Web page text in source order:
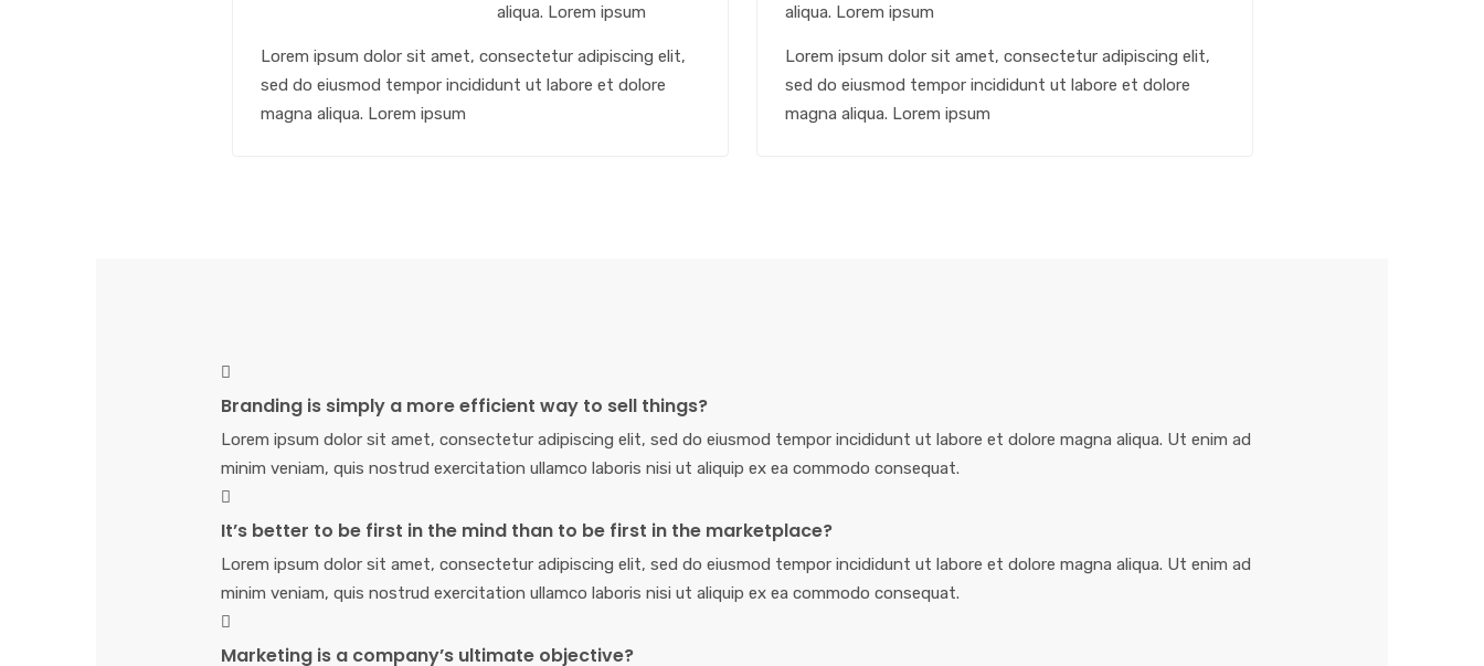
aliqua. Lorem ipsum
Lorem ipsum dolor sit amet, consectetur adipiscing elit,
sed do eiusmod tempor incididunt ut labore et dolore
magna aliqua. Lorem ipsum
aliqua. Lorem ipsum
Lorem ipsum dolor sit amet, consectetur adipiscing elit,
sed do eiusmod tempor incididunt ut labore et dolore
magna aliqua. Lorem ipsum
Branding is simply a more efficient way to sell things?
Lorem ipsum dolor sit amet, consectetur adipiscing elit, sed do eiusmod tempor incididunt ut labore et dolore magna aliqua. Ut enim ad
minim veniam, quis nostrud exercitation ullamco laboris nisi ut aliquip ex ea commodo consequat.
It’s better to be first in the mind than to be first in the marketplace?
Lorem ipsum dolor sit amet, consectetur adipiscing elit, sed do eiusmod tempor incididunt ut labore et dolore magna aliqua. Ut enim ad
minim veniam, quis nostrud exercitation ullamco laboris nisi ut aliquip ex ea commodo consequat.
Marketing is a company’s ultimate objective?